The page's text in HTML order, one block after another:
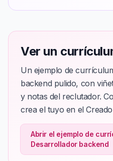
Ver un
Un ejemplo de
backend pulido, con
y notas del reclutador.
crea el tuyo en el
Abrir el ejemplo de
Desarrollador backend